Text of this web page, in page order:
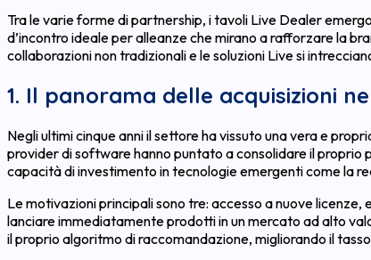
Tra le varie forme di partnership, i tavoli Live Dealer
d’incontro ideale per alleanze che mirano a rafforzare la
collaborazioni non tradizionali e le soluzioni Live si
1. Il panorama delle acquisizioni
Negli ultimi cinque anni il settore ha vissuto una vera e
provider di software hanno puntato a consolidare il
capacità di investimento in tecnologie emergenti come la
Le motivazioni principali sono tre: accesso a nuove
lanciare immediatamente prodotti in un mercato ad alto
il proprio algoritmo di raccomandazione, migliorando il